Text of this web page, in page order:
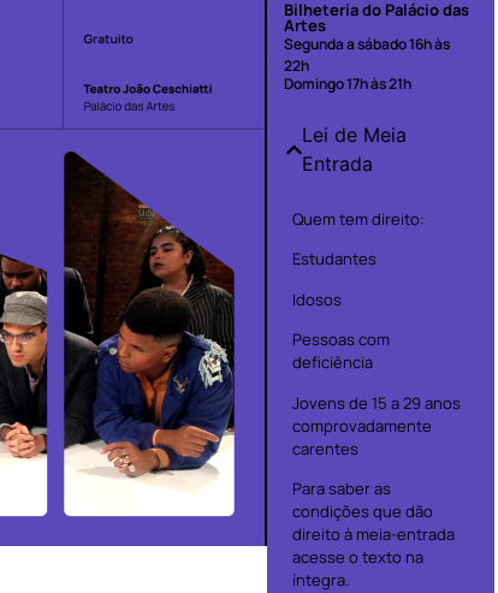
Bilheteria do Palácio das
Artes
Segunda a sábado 16h às
22h
Domingo 17h às 21h
Lei de Meia
Entrada
Quem tem direito:
Estudantes
Idosos
Pessoas com
deficiência
Jovens de 15 a 29 anos
comprovadamente
carentes
Para saber as
condições que dão
direito à meia-entrada
acesse o texto na
íntegra.